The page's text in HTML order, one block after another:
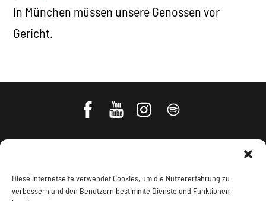
Diese Internetseite verwendet Cookies, um die Nutzererfahrung zu
verbessern und den Benutzern bestimmte Dienste und Funktionen
In München müssen unsere Genossen vor
Gericht.